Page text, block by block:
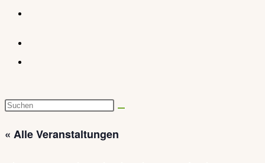
Diese
durchsuchen
« Alle Veranstaltungen